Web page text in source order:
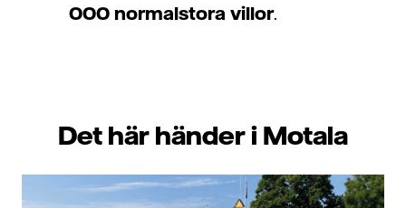
000 normalstora villor.
Det här händer i Motala